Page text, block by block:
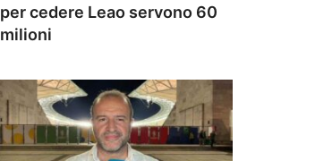
per cedere Leao servono 60
milioni